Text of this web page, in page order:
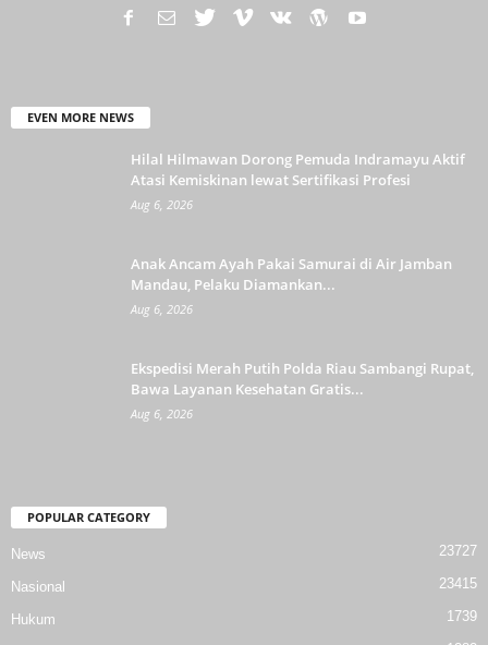
EVEN MORE NEWS
Hilal Hilmawan Dorong Pemuda Indramayu Aktif
Atasi Kemiskinan lewat Sertifikasi Profesi
Aug 6, 2026
Anak Ancam Ayah Pakai Samurai di Air Jamban
Mandau, Pelaku Diamankan...
Aug 6, 2026
Ekspedisi Merah Putih Polda Riau Sambangi Rupat,
Bawa Layanan Kesehatan Gratis...
Aug 6, 2026
POPULAR CATEGORY
News 23727
Nasional 23415
Hukum 1739